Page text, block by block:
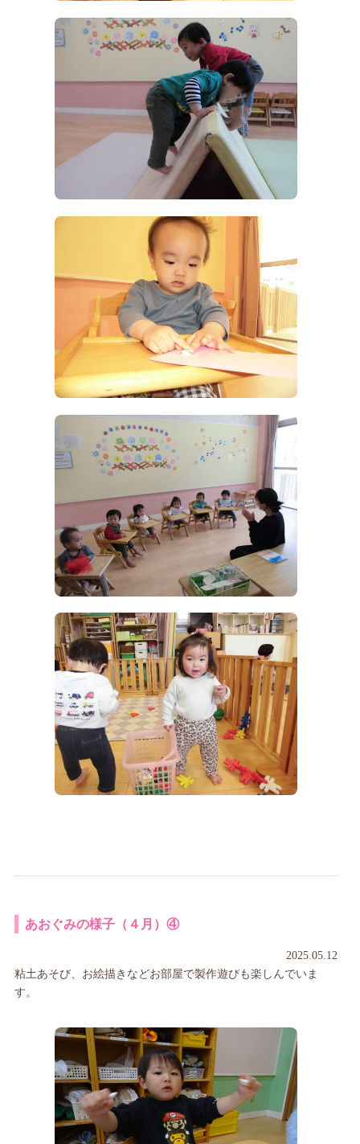
あおぐみの様子（４月）④
2025.05.12
粘土あそび、お絵描きなどお部屋で製作遊びも楽しんでいま
す。